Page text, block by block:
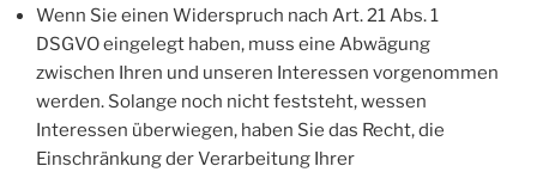
Wenn Sie einen Widerspruch nach Art. 21 Abs. 1
DSGVO eingelegt haben, muss eine Abwägung
zwischen Ihren und unseren Interessen vorgenommen
werden. Solange noch nicht feststeht, wessen
Interessen überwiegen, haben Sie das Recht, die
Einschränkung der Verarbeitung Ihrer